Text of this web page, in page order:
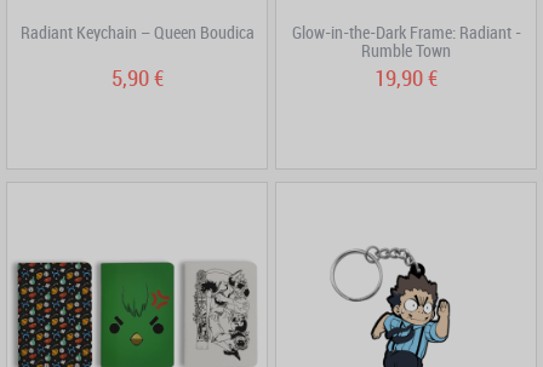
Radiant Keychain – Queen Boudica
5,90 €
Glow-in-the-Dark Frame: Radiant -
Rumble Town
19,90 €